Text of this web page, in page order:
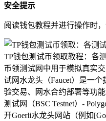
安全提示
阅读钱包教程并进行操作时
TP钱包测试币领取教程：各
币领测试网中用于模拟真实
试网水龙头（Faucet）是一
验交易、网水合约部署等功
测试网（BSC Testnet）-
开Goerli水龙头网站（例如